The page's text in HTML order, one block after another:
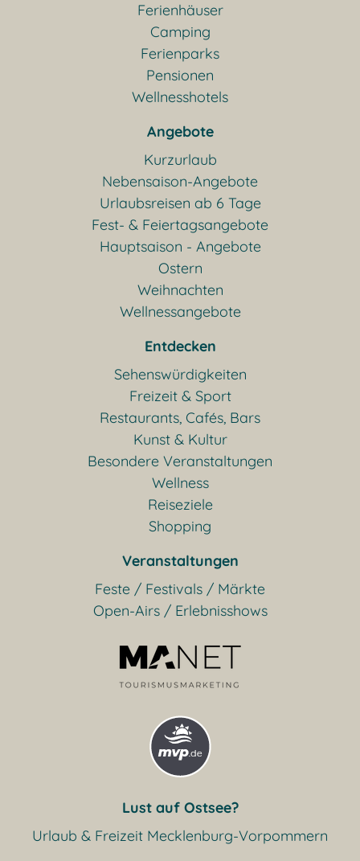
Ferienhäuser
Camping
Ferienparks
Pensionen
Wellnesshotels
Angebote
Kurzurlaub
Nebensaison-Angebote
Urlaubsreisen ab 6 Tage
Fest- & Feiertagsangebote
Hauptsaison - Angebote
Ostern
Weihnachten
Wellnessangebote
Entdecken
Sehenswürdigkeiten
Freizeit & Sport
Restaurants, Cafés, Bars
Kunst & Kultur
Besondere Veranstaltungen
Wellness
Reiseziele
Shopping
Veranstaltungen
Feste / Festivals / Märkte
Open-Airs / Erlebnisshows
Lust auf Ostsee?
Urlaub & Freizeit Mecklenburg-Vorpommern